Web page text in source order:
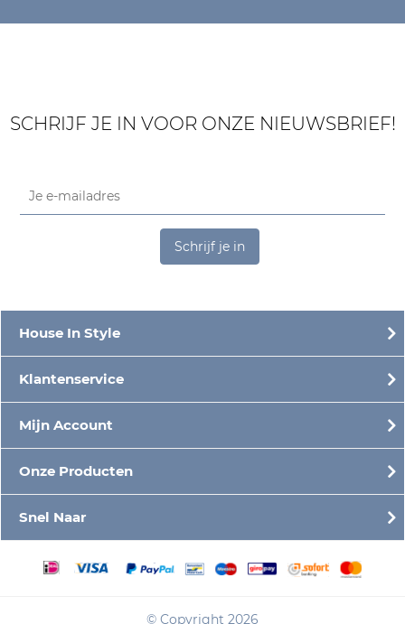
SCHRIJF JE IN VOOR ONZE NIEUWSBRIEF!
Schrijf je in
House In Style
Klantenservice
Mijn Account
Onze Producten
Snel Naar
© Copyright 2026